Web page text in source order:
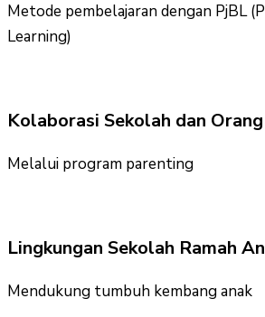
Metode pembelajaran dengan PjBL
Learning)
Kolaborasi Sekolah dan
Melalui program parenting
Lingkungan Sekolah Ramah
Mendukung tumbuh kembang anak